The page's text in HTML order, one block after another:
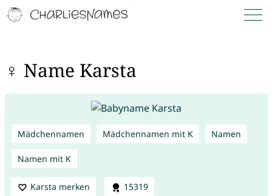
♀ Name Karsta
Mädchennamen Mädchennamen mit K Namen
Namen mit K
Karsta merken 15319